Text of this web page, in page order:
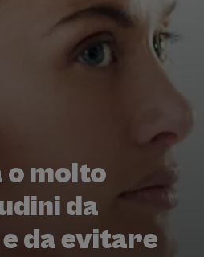
o molto
da
da evitare